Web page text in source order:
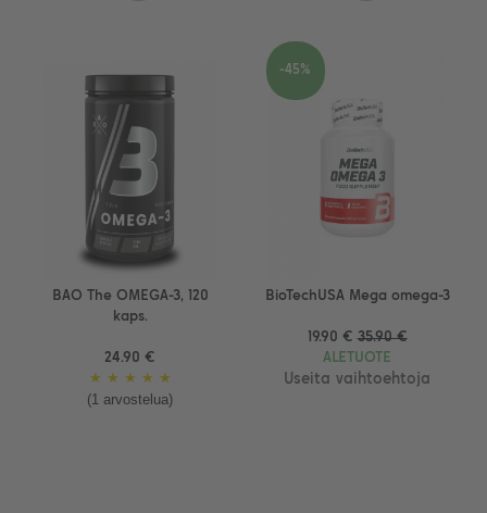
BAO The OMEGA-3, 120
kaps.
24.90 €
★ ★ ★ ★ ★
(1 arvostelua)
BioTechUSA Mega omega-3
19.90 € 35.90 €
ALETUOTE
Useita vaihtoehtoja
-45%